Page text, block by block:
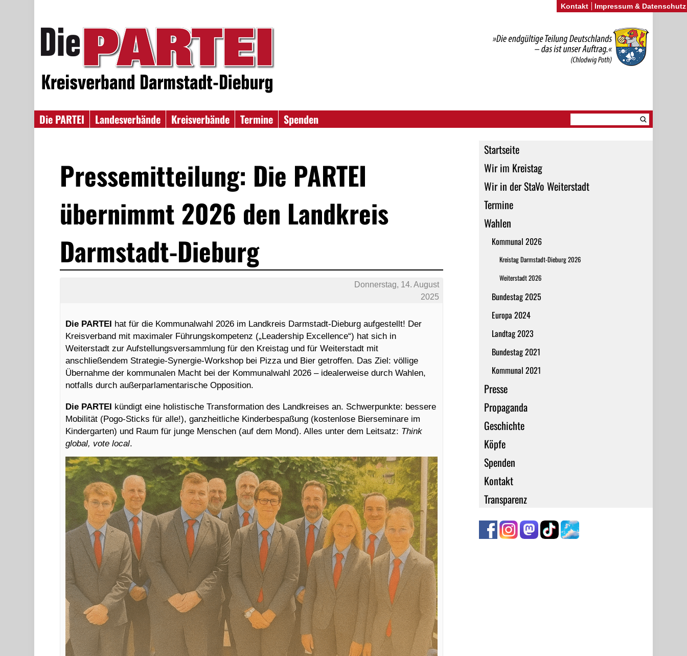
Die PARTEI Landesverbände Kreisverbände Termine
Spenden
Startseite
Wir im Kreistag
Wir in der StaVo Weiterstadt
Termine
Wahlen
Kommunal 2026
Kreistag Darmstadt-Dieburg 2026
Weiterstadt 2026
Bundestag 2025
Europa 2024
Landtag 2023
Bundestag 2021
Kommunal 2021
Presse
Propaganda
Geschichte
Köpfe
Spenden
Kontakt
Transparenz
Pressemitteilung: Die PARTEI
übernimmt 2026 den Landkreis
Darmstadt-Dieburg
Donnerstag, 14. August
2025
Die PARTEI hat für die Kommunalwahl 2026 im Landkreis Darmstadt-Dieburg aufgestellt! Der
Kreisverband mit maximaler Führungskompetenz („Leadership Excellence“) hat sich in
Weiterstadt zur Aufstellungsversammlung für den Kreistag und für Weiterstadt mit
anschließendem Strategie-Synergie-Workshop bei Pizza und Bier getroffen. Das Ziel: völlige
Übernahme der kommunalen Macht bei der Kommunalwahl 2026 – idealerweise durch Wahlen,
notfalls durch außerparlamentarische Opposition.
Die PARTEI kündigt eine holistische Transformation des Landkreises an. Schwerpunkte: bessere
Mobilität (Pogo-Sticks für alle!), ganzheitliche Kinderbespaßung (kostenlose Bierseminare im
Kindergarten) und Raum für junge Menschen (auf dem Mond). Alles unter dem Leitsatz: Think
global, vote local.
Kontakt Impressum & Datenschutz